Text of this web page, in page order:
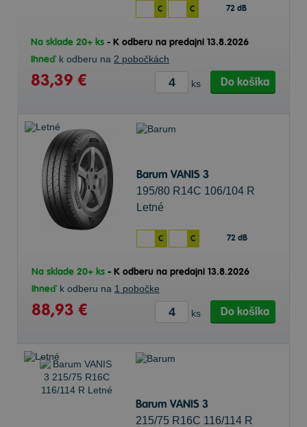
C C 72 dB
Na sklade 20+ ks - K odberu na predajni 13.8.2026
Ihneď k odberu na 2 pobočkách
83,39 € ks Do košíka
Barum VANIS 3
195/80 R14C 106/104 R
Letné
C C 72 dB
Na sklade 20+ ks - K odberu na predajni 13.8.2026
Ihneď k odberu na 1 pobočke
88,93 € ks Do košíka
Barum VANIS 3
215/75 R16C 116/114 R